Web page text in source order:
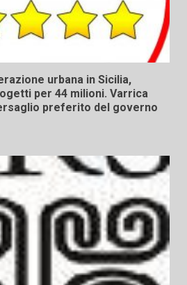
urbana in Sicilia,
per 44 milioni. Varrica
preferito del governo